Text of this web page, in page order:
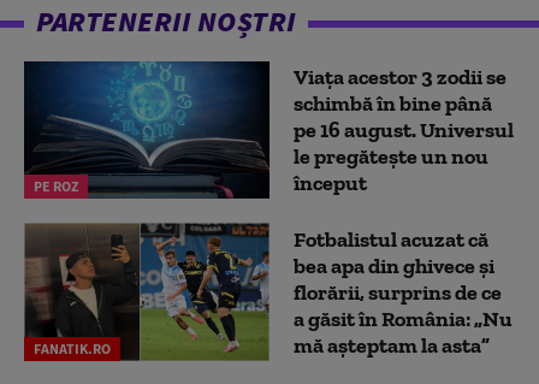
PARTENERII NOȘTRI
PE ROZ
Viața acestor 3 zodii se
schimbă în bine până
pe 16 august. Universul
le pregătește un nou
început
FANATIK.RO
Fotbalistul acuzat că
bea apa din ghivece și
florării, surprins de ce
a găsit în România: „Nu
mă așteptam la asta”